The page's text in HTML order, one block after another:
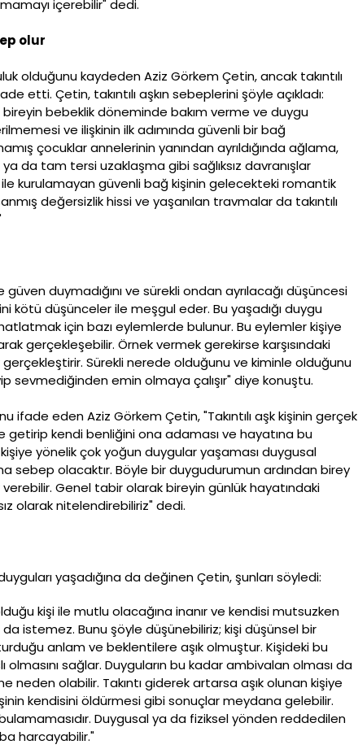
içerebilir" dedi.
olur
olduğunu kaydeden Aziz Görkem Çetin, ancak takıntılı
etti. Çetin, takıntılı aşkın sebeplerini şöyle açıkladı:
bebeklik döneminde bakım verme ve duygu
ve ilişkinin ilk adımında güvenli bir bağ
çocuklar annelerinin yanından ayrıldığında ağlama,
ya da tam tersi uzaklaşma gibi sağlıksız davranışlar
kurulamayan güvenli bağ kişinin gelecekteki romantik
değersizlik hissi ve yaşanılan travmalar da takıntılı
güven duymadığını ve sürekli ondan ayrılacağı düşüncesi
kötü düşünceler ile meşgul eder. Bu yaşadığı duygu
için bazı eylemlerde bulunur. Bu eylemler kişiye
gerçekleşebilir. Örnek vermek gerekirse karşısındaki
Sürekli nerede olduğunu ve kiminle olduğunu
sevmediğinden emin olmaya çalışır" diye konuştu.
ifade eden Aziz Görkem Çetin, "Takıntılı aşk kişinin gerçek
getirip kendi benliğini ona adaması ve hayatına bu
yönelik çok yoğun duygular yaşaması duygusal
sebep olacaktır. Böyle bir duygudurumun ardından birey
Genel tabir olarak bireyin günlük hayatındaki
olarak nitelendirebiliriz" dedi.
yaşadığına da değinen Çetin, şunları söyledi:
kişi ile mutlu olacağına inanır ve kendisi mutsuzken
da istemez. Bunu şöyle düşünebiliriz; kişi düşünsel bir
anlam ve beklentilere aşık olmuştur. Kişideki bu
olmasını sağlar. Duyguların bu kadar ambivalan olması da
neden olabilir. Takıntı giderek artarsa aşık olunan kişiye
kendisini öldürmesi gibi sonuçlar meydana gelebilir.
bulamamasıdır. Duygusal ya da fiziksel yönden reddedilen
harcayabilir."